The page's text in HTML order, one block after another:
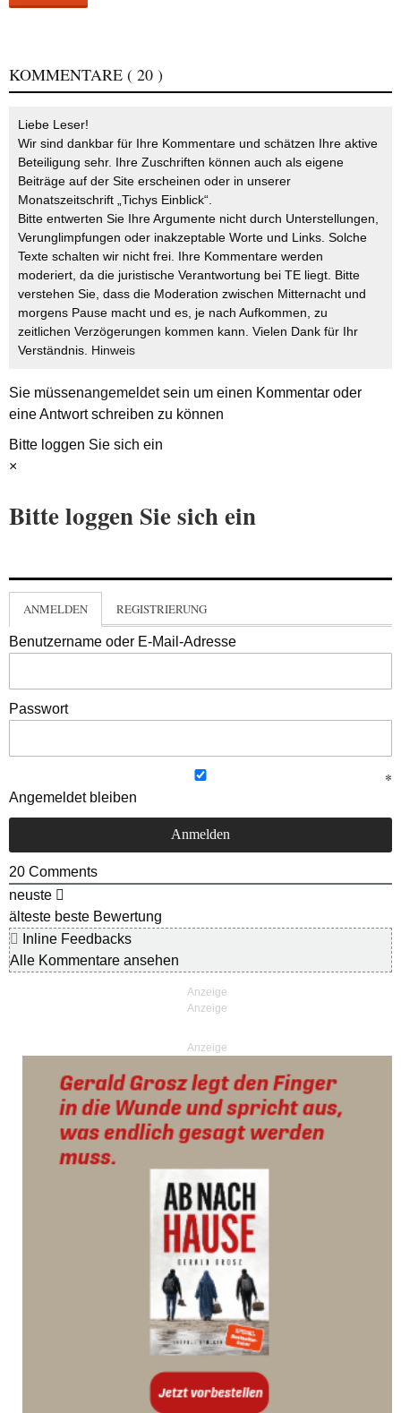
KOMMENTARE ( 20 )
Liebe Leser!
Wir sind dankbar für Ihre Kommentare und schätzen Ihre aktive
Beteiligung sehr. Ihre Zuschriften können auch als eigene
Beiträge auf der Site erscheinen oder in unserer
Monatszeitschrift „Tichys Einblick“.
Bitte entwerten Sie Ihre Argumente nicht durch Unterstellungen,
Verunglimpfungen oder inakzeptable Worte und Links. Solche
Texte schalten wir nicht frei. Ihre Kommentare werden
moderiert, da die juristische Verantwortung bei TE liegt. Bitte
verstehen Sie, dass die Moderation zwischen Mitternacht und
morgens Pause macht und es, je nach Aufkommen, zu
zeitlichen Verzögerungen kommen kann. Vielen Dank für Ihr
Verständnis. Hinweis
Sie müssenangemeldetsein um einen Kommentar oder
eine Antwort schreiben zu können
Bitte loggen Sie sich ein
×
Bitte loggen Sie sich ein
ANMELDEN REGISTRIERUNG
Benutzername oder E-Mail-Adresse
Passwort
Angemeldet bleiben
20 Comments
neuste
älteste beste Bewertung
Inline Feedbacks
Alle Kommentare ansehen
Anzeige